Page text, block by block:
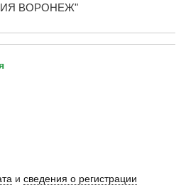
ВОРОНЕЖ"
и сведения о регистрации